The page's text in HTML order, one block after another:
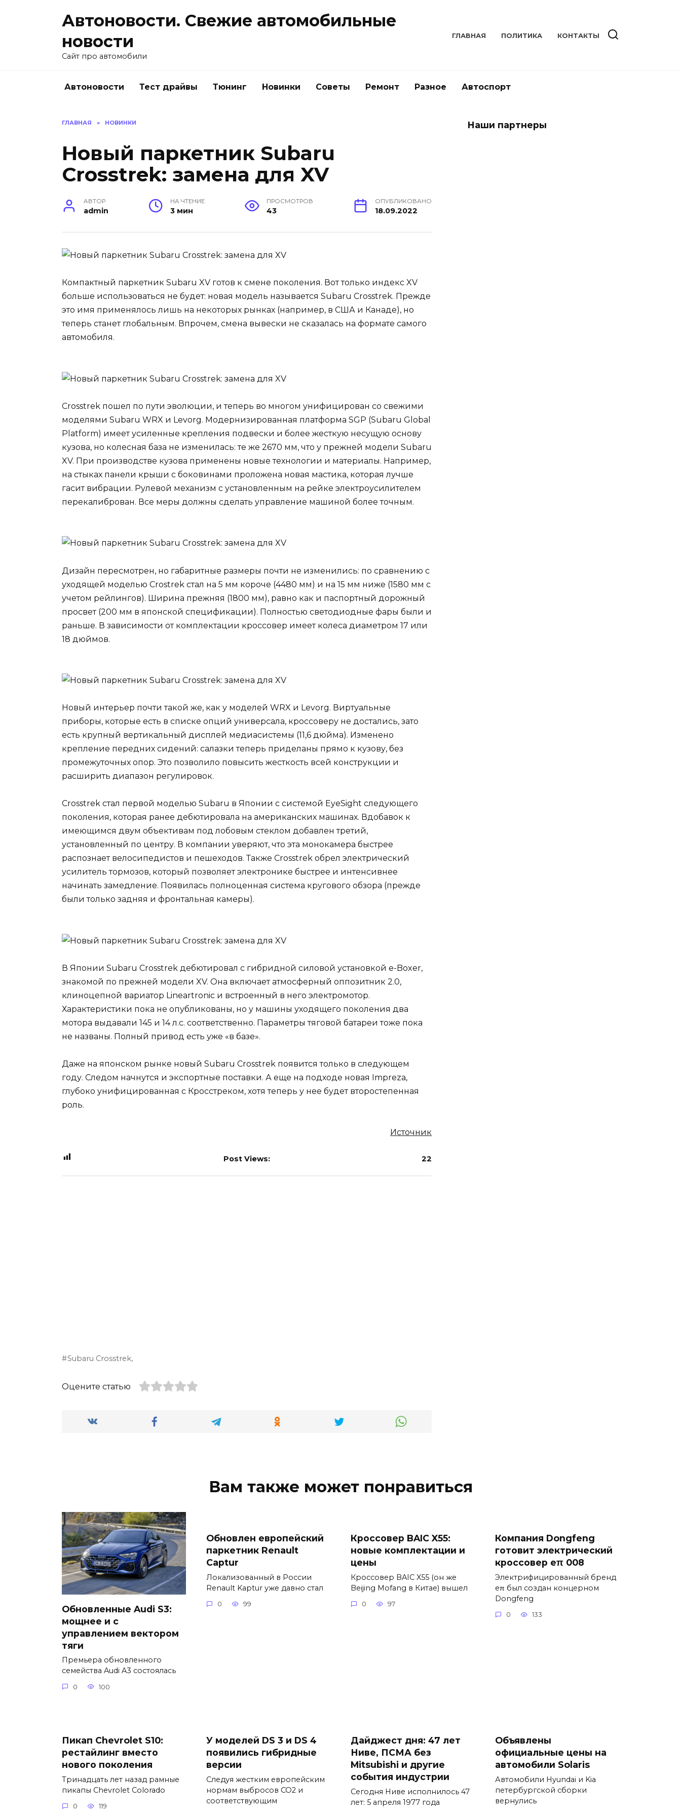
Автоновости. Свежие автомобильные
новости
Сайт про автомобили
ГЛАВНАЯ ПОЛИТИКА КОНТАКТЫ
Автоновости Тест драйвы Тюнинг Новинки Советы Ремонт Разное Автоспорт
ГЛАВНАЯ » НОВИНКИ
Новый паркетник Subaru
Crosstrek: замена для XV
АВТОР
admin
НА ЧТЕНИЕ
3 мин
ПРОСМОТРОВ
43
ОПУБЛИКОВАНО
18.09.2022
Компактный паркетник Subaru XV готов к смене поколения. Вот только индекс XV
больше использоваться не будет: новая модель называется Subaru Crosstrek. Прежде
это имя применялось лишь на некоторых рынках (например, в США и Канаде), но
теперь станет глобальным. Впрочем, смена вывески не сказалась на формате самого
автомобиля.
Crosstrek пошел по пути эволюции, и теперь во многом унифицирован со свежими
моделями Subaru WRX и Levorg. Модернизированная платформа SGP (Subaru Global
Platform) имеет усиленные крепления подвески и более жесткую несущую основу
кузова, но колесная база не изменилась: те же 2670 мм, что у прежней модели Subaru
XV. При производстве кузова применены новые технологии и материалы. Например,
на стыках панели крыши с боковинами проложена новая мастика, которая лучше
гасит вибрации. Рулевой механизм с установленным на рейке электроусилителем
перекалиброван. Все меры должны сделать управление машиной более точным.
Дизайн пересмотрен, но габаритные размеры почти не изменились: по сравнению с
уходящей моделью Crostrek стал на 5 мм короче (4480 мм) и на 15 мм ниже (1580 мм с
учетом рейлингов). Ширина прежняя (1800 мм), равно как и паспортный дорожный
просвет (200 мм в японской спецификации). Полностью светодиодные фары были и
раньше. В зависимости от комплектации кроссовер имеет колеса диаметром 17 или
18 дюймов.
Новый интерьер почти такой же, как у моделей WRX и Levorg. Виртуальные
приборы, которые есть в списке опций универсала, кроссоверу не достались, зато
есть крупный вертикальный дисплей медиасистемы (11,6 дюйма). Изменено
крепление передних сидений: салазки теперь приделаны прямо к кузову, без
промежуточных опор. Это позволило повысить жесткость всей конструкции и
расширить диапазон регулировок.
Crosstrek стал первой моделью Subaru в Японии с системой EyeSight следующего
поколения, которая ранее дебютировала на американских машинах. Вдобавок к
имеющимся двум объективам под лобовым стеклом добавлен третий,
установленный по центру. В компании уверяют, что эта монокамера быстрее
распознает велосипедистов и пешеходов. Также Crosstrek обрел электрический
усилитель тормозов, который позволяет электронике быстрее и интенсивнее
начинать замедление. Появилась полноценная система кругового обзора (прежде
были только задняя и фронтальная камеры).
В Японии Subaru Crosstrek дебютировал с гибридной силовой установкой e-Boxer,
знакомой по прежней модели XV. Она включает атмосферный оппозитник 2.0,
клиноцепной вариатор Lineartronic и встроенный в него электромотор.
Характеристики пока не опубликованы, но у машины уходящего поколения два
мотора выдавали 145 и 14 л.с. соответственно. Параметры тяговой батареи тоже пока
не названы. Полный привод есть уже «в базе».
Даже на японском рынке новый Subaru Crosstrek появится только в следующем
году. Следом начнутся и экспортные поставки. А еще на подходе новая Impreza,
глубоко унифицированная с Кросстреком, хотя теперь у нее будет второстепенная
роль.
Источник
Post Views: 22
Subaru Crosstrek,
Оцените статью
Наши партнеры
Вам также может понравиться
Обновленные Audi S3:
мощнее и с
управлением вектором
тяги
Премьера обновленного
семейства Audi A3 состоялась
0 100
Обновлен европейский
паркетник Renault
Captur
Локализованный в России
Renault Kaptur уже давно стал
0 99
Кроссовер BAIC X55:
новые комплектации и
цены
Кроссовер BAIC X55 (он же
Beijing Mofang в Китае) вышел
0 97
Компания Dongfeng
готовит электрический
кроссовер eπ 008
Электрифицированный бренд
eπ был создан концерном
Dongfeng
0 133
Пикап Chevrolet S10:
рестайлинг вместо
нового поколения
Тринадцать лет назад рамные
пикапы Chevrolet Colorado
0 119
У моделей DS 3 и DS 4
появились гибридные
версии
Следуя жестким европейским
нормам выбросов CO2 и
соответствующим
Дайджест дня: 47 лет
Ниве, ПСМА без
Mitsubishi и другие
события индустрии
Сегодня Ниве исполнилось 47
лет: 5 апреля 1977 года
Объявлены
официальные цены на
автомобили Solaris
Автомобили Hyundai и Kia
петербургской сборки
вернулись